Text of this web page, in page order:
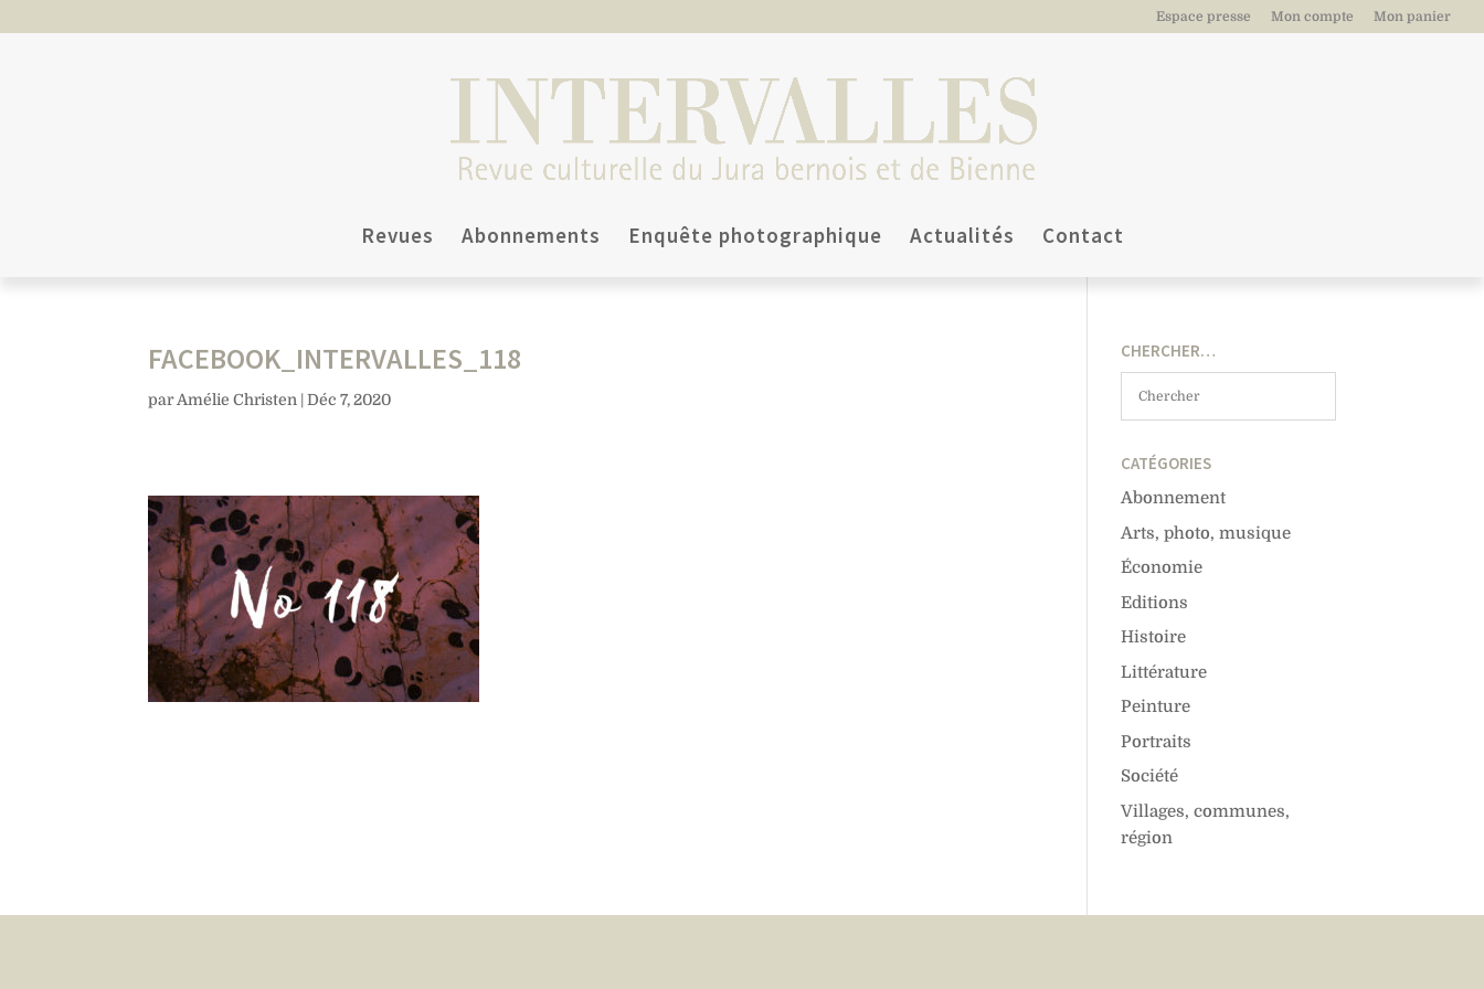
Espace presse Mon compte Mon panier
Revues Abonnements Enquête photographique Actualités Contact
FACEBOOK_INTERVALLES_118
parAmélie Christen |Déc 7, 2020
CHERCHER…
CATÉGORIES
Abonnement
Arts, photo, musique
Économie
Editions
Histoire
Littérature
Peinture
Portraits
Société
Villages, communes,
région